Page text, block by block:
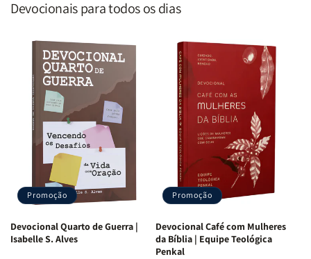
Devocionais para todos os dias
Promoção
Devocional Quarto de Guerra |
Isabelle S. Alves
Promoção
Devocional Café com Mulheres
da Bíblia | Equipe Teológica
Penkal